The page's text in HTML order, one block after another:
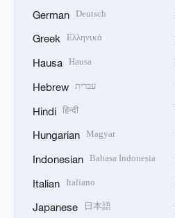
German Deutsch
Greek Ελληνικά
Hausa Hausa
Hebrew עברית
Hindi हिन्दी
Hungarian Magyar
Indonesian Bahasa Indonesia
Italian Italiano
Japanese 日本語